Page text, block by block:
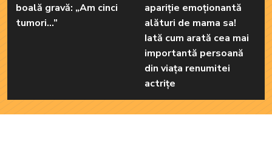
boală gravă: „Am cinci
tumori...”
apariție emoționantă
alături de mama sa!
Iată cum arată cea mai
importantă persoană
din viața renumitei
actrițe